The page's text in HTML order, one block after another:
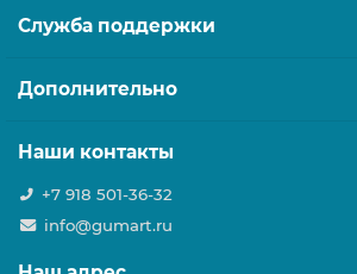
Служба поддержки
Дополнительно
Наши контакты
+7 918 501-36-32
info@gumart.ru